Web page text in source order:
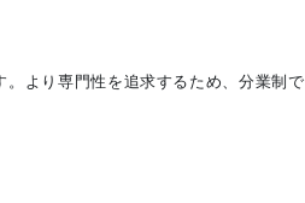
より専門性を追求するため、分業制で